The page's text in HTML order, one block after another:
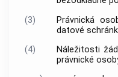
(3)
Právnická
datové
(4)
Náležitosti
právnické